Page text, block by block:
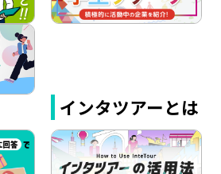
インタツアーとは